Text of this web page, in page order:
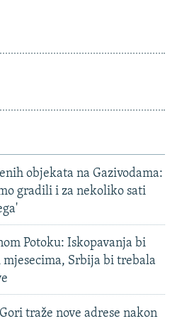
objekata na Gazivodama:
gradili i za nekoliko sati
Potoku: Iskopavanja bi
Srbija bi trebala
traže nove adrese nakon